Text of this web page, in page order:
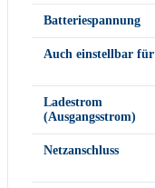
Batteriespannung
Auch einstellbar für
Ladestrom
(Ausgangsstrom)
Netzanschluss